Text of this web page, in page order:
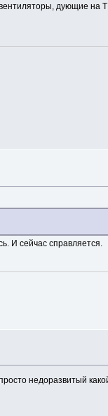
вентиляторы, дующие
И сейчас справляется.
недоразвитый